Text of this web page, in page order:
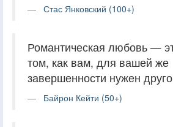
Стас Янковский (100+)
Романтическая любовь —
том, как вам, для вашей же
завершенности нужен
Байрон Кейти (50+)